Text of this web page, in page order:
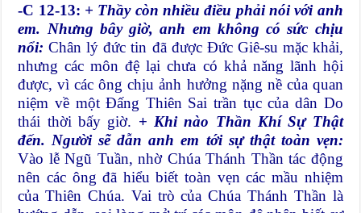
-C 12-13: + Thầy còn nhiều điều phải nói với anh
em. Nhưng bây giờ, anh em không có sức chịu
nổi:Chân lý đức tin đã được Đức Giê-su mặc khải,
nhưng các môn đệ lại chưa có khả năng lãnh hội
được, vì các ông chịu ảnh hưởng nặng nề của quan
niệm về một Đấng Thiên Sai trần tục của dân Do
thái thời bấy giờ. + Khi nào Thần Khí Sự Thật
đến. Người sẽ dẫn anh em tới sự thật toàn vẹn:
Vào lễ Ngũ Tuần, nhờ Chúa Thánh Thần tác động
nên các ông đã hiểu biết toàn vẹn các mầu nhiệm
của Thiên Chúa. Vai trò của Chúa Thánh Thần là